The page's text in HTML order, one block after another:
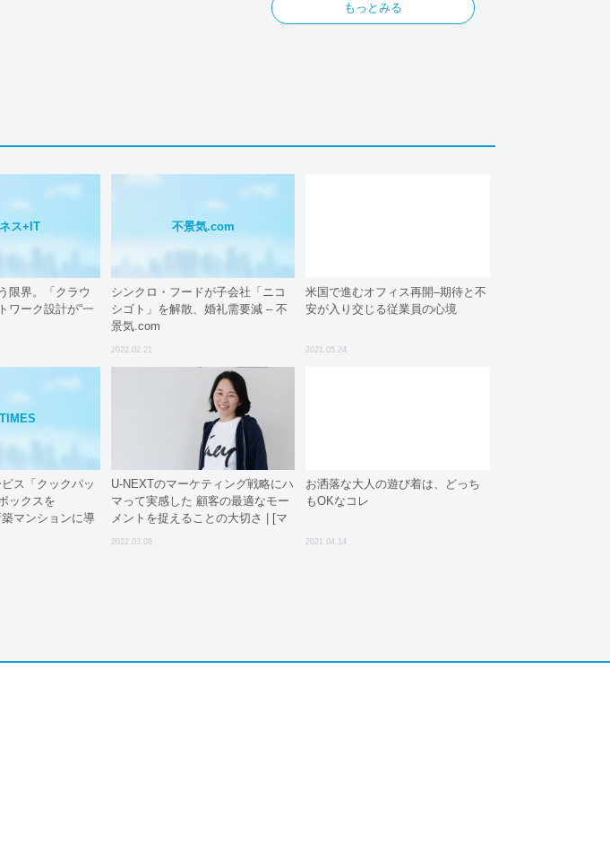
もっとみる
ス+IT
限界。「クラウ
ワーク設計が“一
不景気.com
シンクロ・フードが子会社「ニコ
シゴト」を解散、婚礼需要減 – 不
景気.com
2022.02.21
米国で進むオフィス再開–期待と不
安が入り交じる従業員の心境
2021.05.24
ス「クックパッ
ックスを
マンションに導
U-NEXTのマーケティング戦略にハ
マって実感した 顧客の最適なモー
メントを捉えることの大切さ | [マ
ーケターコラム] Half Empty? Half
2022.03.08
お洒落な大人の遊び着は、どっち
もOKなコレ
2021.04.14